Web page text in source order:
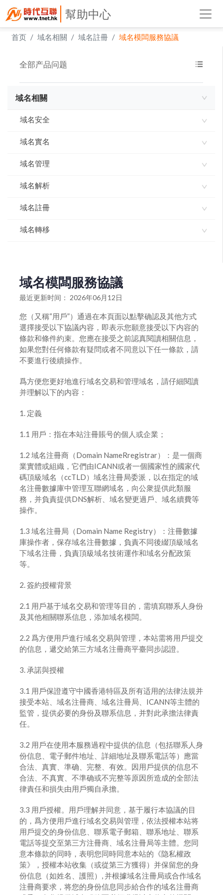
幫助中心
首页 域名相關 域名註冊 域名模闆服務協議
全部产品问题
域名相關
域名安全
域名使用承諾書
域名指紋
域名實名
如何進行域名實名認證
實名製審核常見問題及解答
域名管理
網域到期刪除規則
域名到期刪除規則
域名如何使用dnssec
如何批量離線註冊域名
進入域名管理並查看域名信息
打印域名證書
設置域名自動續費
gov.cn註銷操作流程
域名過戶
如何修改域名服務器地址
創建模板和模板實名認證
域名解析
ddns-go內網穿透 實現動態IP
域名獨立解析API-介面文檔
域名如何解析指向郵局
雲解析域名如何做cname解析指向
雲解析域名如何做IP指向解析
域名註冊
域名模闆服務協議
域名轉移
國際英文域名轉入流程
如何進行域名轉出（獲取域名轉移密碼）
如何辦理國家頂級域名轉移註冊服務商
如何辦理國際域名轉移註冊商
国际英文域名转入流程
域名模闆服務協議
最近更新时间： 2026年06月12日
您（又稱“用戶”）通過在本頁面以點擊确認及其他方式
選擇接受以下協議内容，即表示您願意接受以下内容的
條款和條件約束。您應在接受之前認真閱讀相關信息，
如果您對任何條款有疑問或者不同意以下任一條款，請
不要進行後續操作。
爲方便您更好地進行域名交易和管理域名，請仔細閱讀
并理解以下的内容：
1. 定義
1.1 用戶：指在本站注冊賬号的個人或企業；
1.2 域名注冊商（Domain NameRregistrar）：是一個商
業實體或組織，它們由ICANN或者一個國家性的國家代
碼頂級域名（ccTLD）域名注冊局委派，以在指定的域
名注冊數據庫中管理互聯網域名，向公衆提供此類服
務，并負責提供DNS解析、域名變更過戶、域名續費等
操作。
1.3 域名注冊局（Domain Name Registry）：注冊數據
庫操作者，保存域名注冊數據，負責不同後綴頂級域名
下域名注冊，負責頂級域名技術運作和域名分配政策
等。
2. 簽約授權背景
2.1 用戶基于域名交易和管理等目的，需填寫聯系人身份
及其他相關聯系信息，添加域名模闆。
2.2 爲方便用戶進行域名交易與管理，本站需将用戶提交
的信息，遞交給第三方域名注冊商平臺同步認證。
3. 承諾與授權
3.1 用戶保證遵守中國香港特區及所有适用的法律法規并
接受本站、域名注冊商、域名注冊局、ICANN等主體的
監管，提供必要的身份及聯系信息，并對此承擔法律責
任。
3.2 用戶在使用本服務過程中提供的信息（包括聯系人身
份信息、電子郵件地址、詳細地址及聯系電話等）應當
合法、真實、準确、完整、有效。因用戶提供的信息不
合法、不真實、不準确或不完整等原因所造成的全部法
律責任和損失由用戶獨自承擔。
3.3 用戶授權。用戶理解并同意，基于履行本協議的目
的，爲方便用戶進行域名交易與管理，依法授權本站将
用戶提交的身份信息、聯系電子郵箱、聯系地址、聯系
電話等提交至第三方注冊商、域名注冊局等主體。您同
意本條款的同時，表明您同時同意本站的《隐私權政
策》，授權本站收集（或從第三方獲得）并保留您的身
份信息（如姓名、護照）, 并根據域名注冊局或合作域名
注冊商要求，将您的身份信息同步給合作的域名注冊商